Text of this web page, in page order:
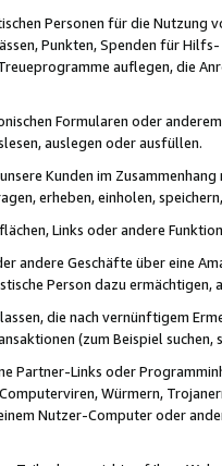
Personen für die Nutzung
Punkten, Spenden für
auflegen, die
Formularen oder
auslegen oder ausfüllen.
Kunden im
erheben, einholen,
Links oder andere
andere Geschäfte über eine
Person dazu
die nach vernünftigem
(zum Beispiel
Partner-Links oder
Würmern,
Nutzer-Computer oder